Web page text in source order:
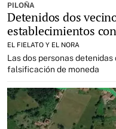
PILOÑA
Detenidos dos
establecimientos
EL FIELATO Y EL NORA
Las dos personas
falsificación de moneda